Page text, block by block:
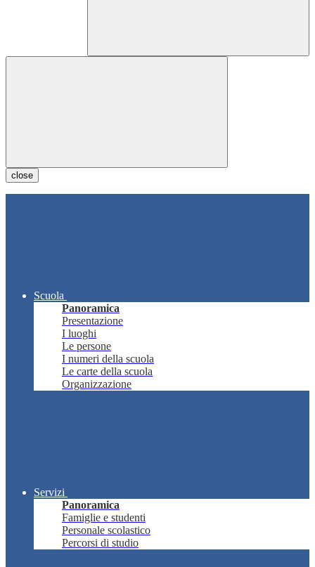
close
Scuola
Panoramica
Presentazione
I luoghi
Le persone
I numeri della scuola
Le carte della scuola
Organizzazione
Servizi
Panoramica
Famiglie e studenti
Personale scolastico
Percorsi di studio